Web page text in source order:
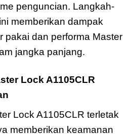
penguncian. Langkah-
memberikan dampak
pakai dan performa Master
jangka panjang.
Lock A1105CLR
Lock A1105CLR terletak
memberikan keamanan